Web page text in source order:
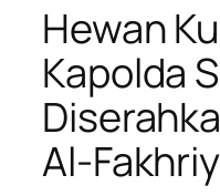
Hewan
Kapolda
Al-